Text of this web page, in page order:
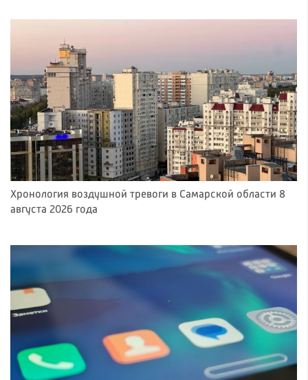
Хронология воздушной тревоги в Самарской области 8
августа 2026 года